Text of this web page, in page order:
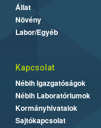
Állat
Növény
Labor/Egyéb
Kapcsolat
Nébih Igazgatóságok
Nébih Laboratóriumok
Kormányhivatalok
Sajtókapcsolat